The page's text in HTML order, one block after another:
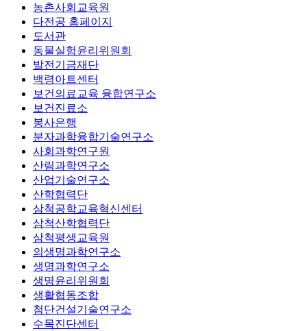
농촌사회교육원
다전공 홈페이지
도서관
동물실험윤리위원회
발전기금재단
백령아트센터
보건의료교육 융합연구소
보건진료소
봉사은행
분자과학융합기술연구소
사회과학연구원
산림과학연구소
산업기술연구소
산학협력단
삼척공학교육혁신센터
삼척산학협력단
삼척평생교육원
의생명과학연구소
생명과학연구소
생명윤리위원회
생활협동조합
첨단건설기술연구소
수목진단센터